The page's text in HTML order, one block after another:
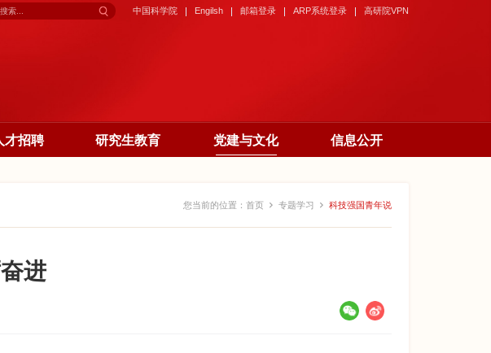
中国科学院 Engilsh 邮箱登录 ARP系统登录 高研院VPN
才招聘 研究生教育 党建与文化 信息公开
您当前的位置： 首页 专题学习 科技强国青年说
进